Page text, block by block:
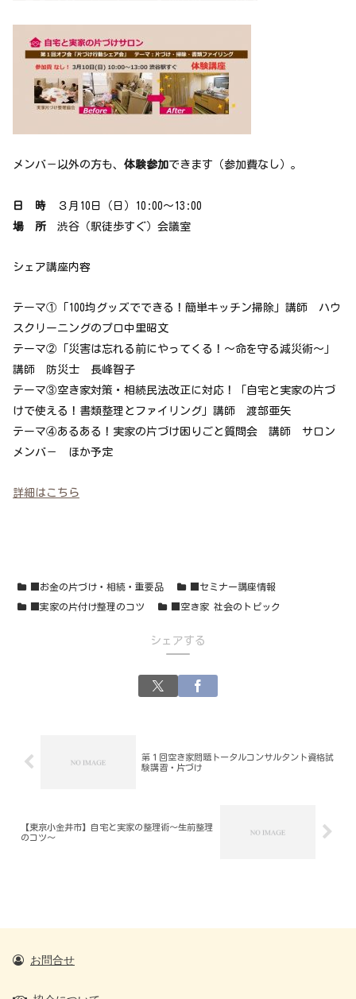
メンバ－以外の方も、 体験参加できます（参加費なし）。
日 時 ３月10日（日）10:00～13:00
場 所 渋谷（駅徒歩すぐ）会議室
シェア講座内容
テーマ①「100均グッズでできる！簡単キッチン掃除」講師 ハウ
スクリーニングのプロ中里昭文
テーマ②「 災害は忘れる前にやってくる！～命を守る減災術～」
講師 防災士 長峰智子
テーマ③空き家対策・相続民法改正に対応！
「自宅と実家の片づ
けで使える！書類整理とファイリング」講師 渡部亜矢
テーマ④あるある！実家の片づけ困りごと質問会 講師 サロン
メンバ－ ほか予定
詳細はこちら
■お金の片づけ・相続・重要品 ■セミナー講座情報
■実家の片付け整理のコツ ■空き家 社会のトピック
シェアする
第１回空き家問題トータルコンサルタント資格試
験講習・片づけ
【東京小金井市】自宅と実家の整理術～生前整理
のコツ～
お問合せ